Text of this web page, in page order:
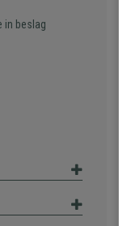
in beslag